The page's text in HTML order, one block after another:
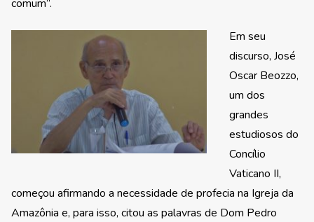
comum”.
Em seu
discurso, José
Oscar Beozzo,
um dos
grandes
estudiosos do
Concílio
Vaticano II,
começou afirmando a necessidade de profecia na Igreja da
Amazônia e, para isso, citou as palavras de Dom Pedro